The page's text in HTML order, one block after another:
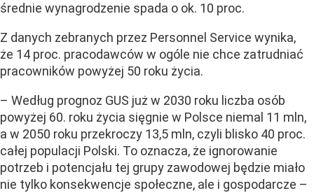
średnie wynagrodzenie spada o ok. 10 proc.
Z danych zebranych przez Personnel Service wynika,
że 14 proc. pracodawców w ogóle nie chce zatrudniać
pracowników powyżej 50 roku życia.
– Według prognoz GUS już w 2030 roku liczba osób
powyżej 60. roku życia sięgnie w Polsce niemal 11 mln,
a w 2050 roku przekroczy 13,5 mln, czyli blisko 40 proc.
całej populacji Polski. To oznacza, że ignorowanie
potrzeb i potencjału tej grupy zawodowej będzie miało
nie tylko konsekwencje społeczne, ale i gospodarcze –